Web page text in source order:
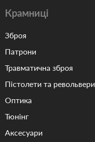
Крамниці
Зброя
Патрони
Травматична зброя
Пістолети та револьвери
Оптика
Тюнінг
Аксесуари